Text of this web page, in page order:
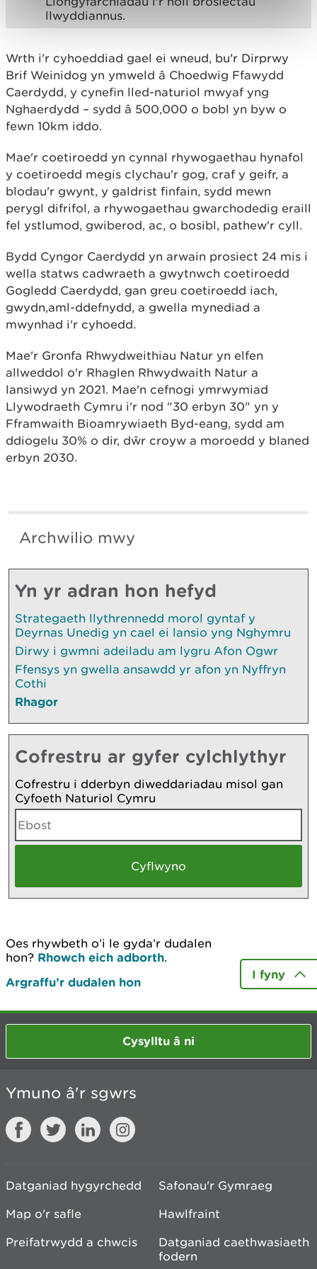
llwyddiannus.
Wrth i'r cyhoeddiad gael ei wneud, bu'r Dirprwy
Brif Weinidog yn ymweld â Choedwig Ffawydd
Caerdydd, y cynefin lled-naturiol mwyaf yng
Nghaerdydd – sydd â 500,000 o bobl yn byw o
fewn 10km iddo.
Mae'r coetiroedd yn cynnal rhywogaethau hynafol
y coetiroedd megis clychau'r gog, craf y geifr, a
blodau'r gwynt, y galdrist finfain, sydd mewn
perygl difrifol, a rhywogaethau gwarchodedig eraill
fel ystlumod, gwiberod, ac, o bosibl, pathew'r cyll.
Bydd Cyngor Caerdydd yn arwain prosiect 24 mis i
wella statws cadwraeth a gwytnwch coetiroedd
Gogledd Caerdydd, gan greu coetiroedd iach,
gwydn,aml-ddefnydd, a gwella mynediad a
mwynhad i'r cyhoedd.
Mae'r Gronfa Rhwydweithiau Natur yn elfen
allweddol o'r Rhaglen Rhwydwaith Natur a
lansiwyd yn 2021. Mae'n cefnogi ymrwymiad
Llywodraeth Cymru i'r nod "30 erbyn 30" yn y
Fframwaith Bioamrywiaeth Byd-eang, sydd am
ddiogelu 30% o dir, dŵr croyw a moroedd y blaned
erbyn 2030.
Archwilio mwy
Yn yr adran hon hefyd
Strategaeth llythrennedd morol gyntaf y
Deyrnas Unedig yn cael ei lansio yng Nghymru
Dirwy i gwmni adeiladu am lygru Afon Ogwr
Ffensys yn gwella ansawdd yr afon yn Nyffryn
Cothi
Rhagor
Cofrestru ar gyfer cylchlythyr
Cofrestru i dderbyn diweddariadau misol gan
Cyfoeth Naturiol Cymru
Oes rhywbeth o’i le gyda’r dudalen
hon? Rhowch eich adborth.
Argraffu’r dudalen hon
I fyny
Cysylltu â ni
Ymuno â'r sgwrs
Datganiad hygyrchedd
Safonau'r Gymraeg
Map o'r safle
Hawlfraint
Preifatrwydd a chwcis
Datganiad caethwasiaeth
fodern